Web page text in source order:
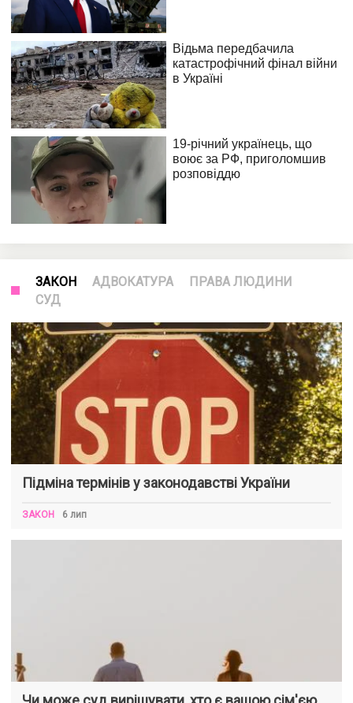
ЗАКОН АДВОКАТУРА
ПРАВА ЛЮДИНИ
СУД
Підміна термінів у законодавстві України
ЗАКОН 6 лип